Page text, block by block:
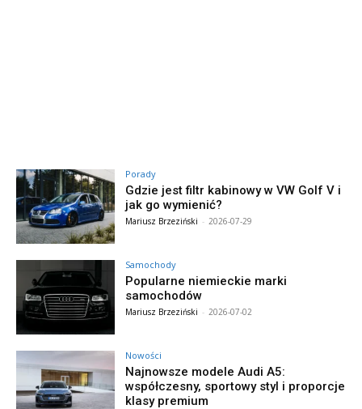
Porady
Gdzie jest filtr kabinowy w VW Golf V i
jak go wymienić?
Mariusz Brzeziński - 2026-07-29
Samochody
Popularne niemieckie marki
samochodów
Mariusz Brzeziński - 2026-07-02
Nowości
Najnowsze modele Audi A5:
współczesny, sportowy styl i proporcje
klasy premium